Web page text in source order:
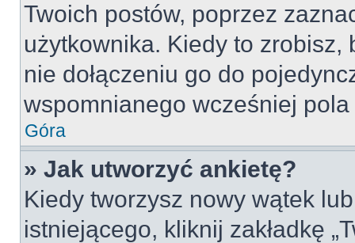
Twoich postów, poprzez
użytkownika. Kiedy to zrobisz,
nie dołączeniu go do
wspomnianego wcześniej
Góra
» Jak utworzyć ankietę?
Kiedy tworzysz nowy wątek
istniejącego, kliknij zakładkę